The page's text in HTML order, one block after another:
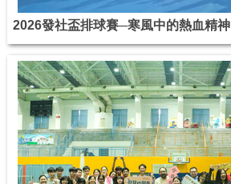
2026發社盃排球賽─寒風中的熱血精神